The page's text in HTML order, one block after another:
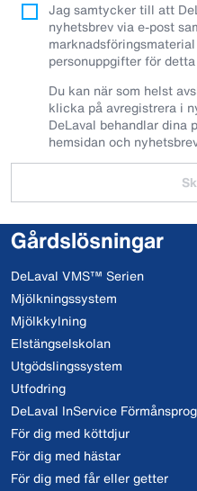
Jag samtycker till att
nyhetsbrev via e-post
personuppgifter för
Du kan när som helst
klicka på avregistrera i
DeLaval behandlar dina
hemsidan och
Gårdslösningar
DeLaval VMS™ Serien
Mjölkningssystem
Mjölkkylning
Elstängselskolan
Utgödslingssystem
Utfodring
DeLaval InService
För dig med köttdjur
För dig med hästar
För dig med får eller getter